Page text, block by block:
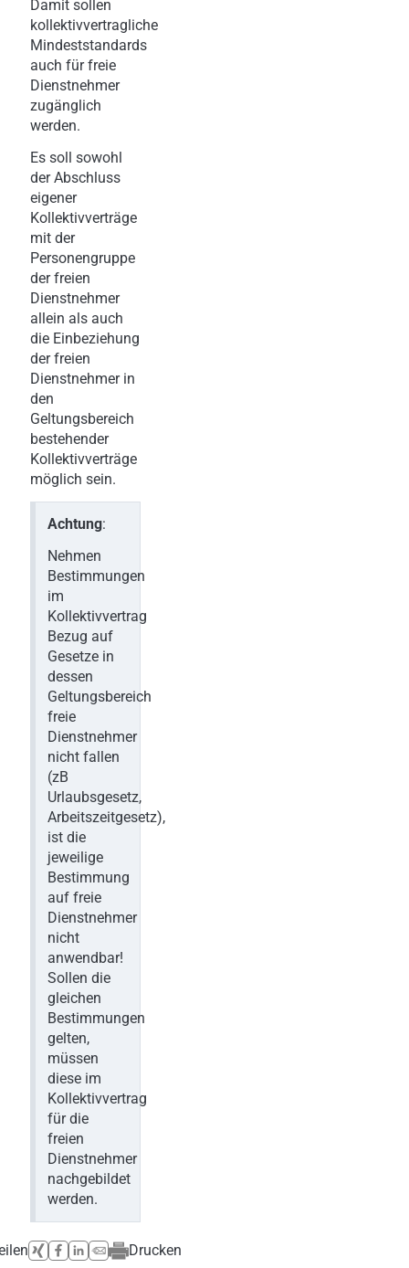
Damit sollen
kollektivvertragliche
Mindeststandards
auch für freie
Dienstnehmer
zugänglich
werden.
Es soll sowohl
der Abschluss
eigener
Kollektivverträge
mit der
Personengruppe
der freien
Dienstnehmer
allein als auch
die Einbeziehung
der freien
Dienstnehmer in
den
Geltungsbereich
bestehender
Kollektivverträge
möglich sein.
Achtung:
Nehmen
Bestimmungen
im
Kollektivvertrag
Bezug auf
Gesetze in
dessen
Geltungsbereich
freie
Dienstnehmer
nicht fallen
(zB
Urlaubsgesetz,
Arbeitszeitgesetz),
ist die
jeweilige
Bestimmung
auf freie
Dienstnehmer
nicht
anwendbar!
Sollen die
gleichen
Bestimmungen
gelten,
müssen
diese im
Kollektivvertrag
für die
freien
Dienstnehmer
nachgebildet
werden.
Drucken